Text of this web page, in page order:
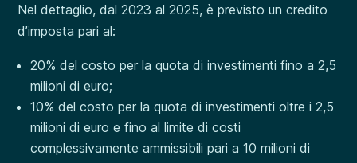
Nel dettaglio, dal 2023 al 2025, è previsto un credito
d’imposta pari al:
20% del costo per la quota di investimenti fino a 2,5
milioni di euro;
10% del costo per la quota di investimenti oltre i 2,5
milioni di euro e fino al limite di costi
complessivamente ammissibili pari a 10 milioni di